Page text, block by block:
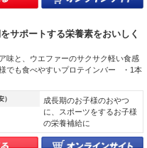
サポートする栄養素をおいしく
味と、ウエファーのサクサク軽い食感
でも食べやすいプロテインバー ・1本
）
成長期のお子様のおやつ
に、スポーツをするお子様
の栄養補給に